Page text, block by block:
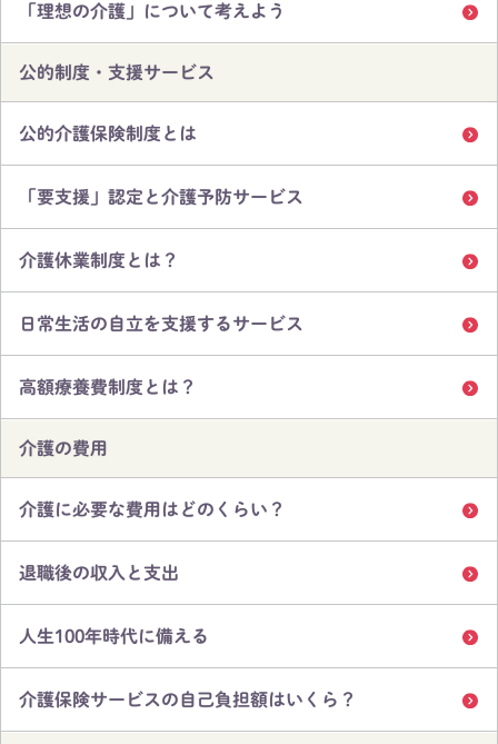
「理想の介護」について考えよう
公的制度・支援サービス
公的介護保険制度とは
「要支援」認定と介護予防サービス
介護休業制度とは？
日常生活の自立を支援するサービス
高額療養費制度とは？
介護の費用
介護に必要な費用はどのくらい？
退職後の収入と支出
人生100年時代に備える
介護保険サービスの自己負担額はいくら？